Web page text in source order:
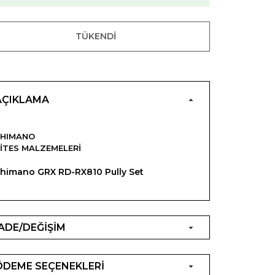
TÜKENDI
MALZEMELERI
GRX RD-RX810 Pully Set
DEĞİŞİM
SEÇENEKLERİ